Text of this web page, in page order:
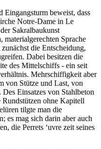
Eingangsturm beweist, dass
Notre-Dame in Le
Sakralbaukunst
materialgerechten Sprache
die Entscheidung,
Dabei besitzen die
des Mittelschiffs - ein seit
Mehrschiffigkeit aber
von Stütze und Last, von
Einsatzes von Stahlbeton
ohne Kapitell
tilgte man die
es mag sich darin aber auch
die Perrets ‘uvre zeit seines